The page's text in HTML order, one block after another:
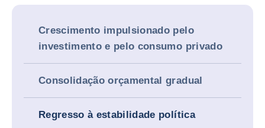
Crescimento impulsionado pelo
investimento e pelo consumo privado
Consolidação orçamental gradual
Regresso à estabilidade política